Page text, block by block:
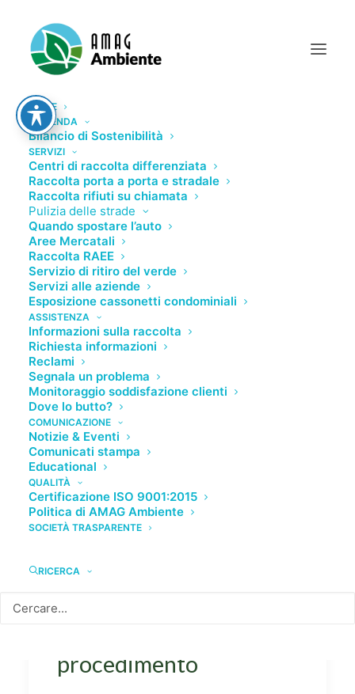
HOME
L’AZIENDA
Bilancio di Sostenibilità
SERVIZI
Centri di raccolta differenziata
Raccolta porta a porta e stradale
Raccolta rifiuti su chiamata
Pulizia delle strade
Quando spostare l’auto
Aree Mercatali
Raccolta RAEE
Servizio di ritiro del verde
Servizi alle aziende
Esposizione cassonetti condominiali
ASSISTENZA
Informazioni sulla raccolta
Richiesta informazioni
Reclami
Segnala un problema
Monitoraggio soddisfazione clienti
Dove lo butto?
COMUNICAZIONE
Notizie & Eventi
Comunicati stampa
Educational
QUALITÀ
Certificazione ISO 9001:2015
Politica di AMAG Ambiente
SOCIETÀ TRASPARENTE
RICERCA
Tipologie di procedimento
Art. 35, D.Lgs. n.
33/2013
Link a Art. 35, D.Lgs. n. 33/2013
procedimento